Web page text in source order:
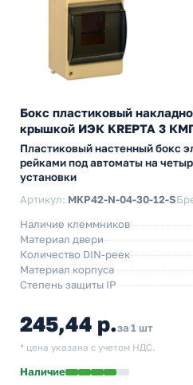
Бокс пластиковый
крышкой ИЭК KREPTA 3
Пластиковый настенный бокс
рейками под автоматы на
установки
Артикул: MKP42-N-04-30-12-S
Наличие клеммников
Материал двери
Количество DIN-реек
Материал корпуса
Степень защиты IP
245,44 р.за 1 шт
* цена указана с учетом НДС.
Наличие